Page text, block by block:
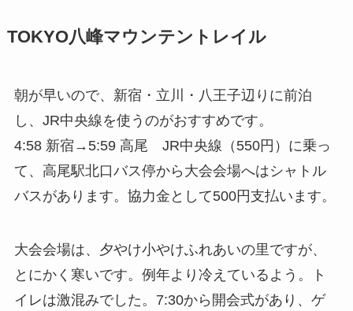
TOKYO八峰マウンテントレイル
朝が早いので、新宿・立川・八王子辺りに前泊
し、JR中央線を使うのがおすすめです。
4:58 新宿→5:59 高尾 JR中央線（550円）に乗っ
て、高尾駅北口バス停から大会会場へはシャトル
バスがあります。協力金として500円支払います。
大会会場は、夕やけ小やけふれあいの里ですが、
とにかく寒いです。例年より冷えているよう。ト
イレは激混みでした。7:30から開会式があり、ゲ